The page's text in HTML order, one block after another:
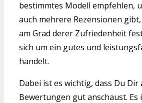
bestimmtes Modell empfehlen,
auch mehrere Rezensionen
am Grad derer Zufriedenheit
sich um ein gutes und
handelt.
Dabei ist es wichtig, dass Du Dir
Bewertungen gut anschaust. Es